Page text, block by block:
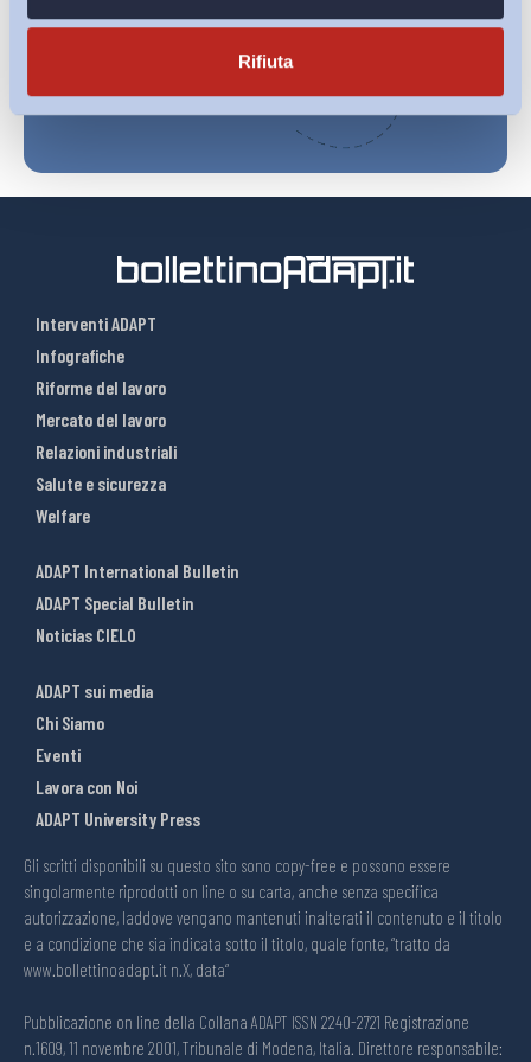
Rifiuta
Interventi ADAPT
Infografiche
Riforme del lavoro
Mercato del lavoro
Relazioni industriali
Salute e sicurezza
Welfare
ADAPT International Bulletin
ADAPT Special Bulletin
Noticias CIELO
ADAPT sui media
Chi Siamo
Eventi
Lavora con Noi
ADAPT University Press
Gli scritti disponibili su questo sito sono copy-free e possono essere
singolarmente riprodotti on line o su carta, anche senza specifica
autorizzazione, laddove vengano mantenuti inalterati il contenuto e il titolo
e a condizione che sia indicata sotto il titolo, quale fonte, “tratto da
www.bollettinoadapt.it n.X, data“
Pubblicazione on line della Collana ADAPT ISSN 2240-2721 Registrazione
n.1609, 11 novembre 2001, Tribunale di Modena, Italia. Direttore responsabile: